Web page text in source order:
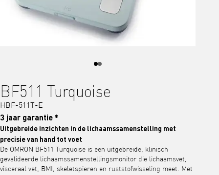
BF511 Turquoise
HBF-511T-E
3 jaar garantie *
Uitgebreide inzichten in de lichaamssamenstelling met
precisie van hand tot voet
De OMRON BF511 Turquoise is een uitgebreide, klinisch
gevalideerde lichaamssamenstellingsmonitor die lichaamsvet,
visceraal vet, BMI, skeletspieren en ruststofwisseling meet. Met